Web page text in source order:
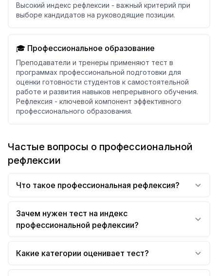
Высокий индекс рефлексии - важный критерий при
выборе кандидатов на руководящие позиции.
🎓 Профессиональное образование
Преподаватели и тренеры применяют тест в
программах профессиональной подготовки для
оценки готовности студентов к самостоятельной
работе и развития навыков непрерывного обучения.
Рефлексия - ключевой компонент эффективного
профессионального образования.
Частые вопросы о профессиональной
рефлексии
Что такое профессиональная рефлексия?
Зачем нужен тест на индекс
профессиональной рефлексии?
Какие категории оценивает тест?